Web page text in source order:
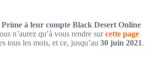
à leur compte Black Desert Online
n’aurez qu’à vous rendre surcette page
tous les mois, et ce, jusqu’au 30 juin 2021.